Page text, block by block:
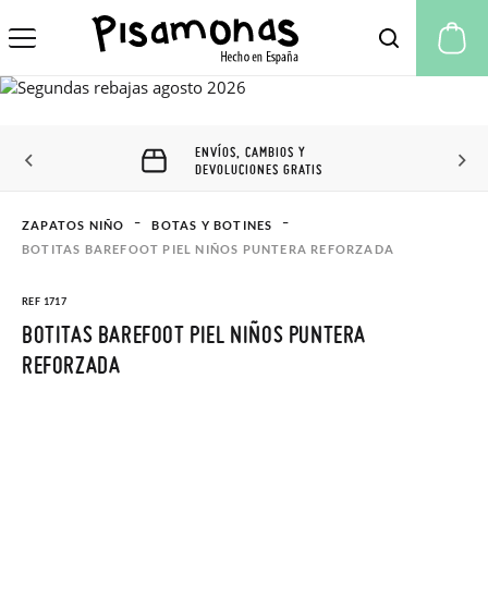
ENVÍOS, CAMBIOS Y
DEVOLUCIONES GRATIS
ZAPATOS NIÑO
BOTAS Y BOTINES
BOTITAS BAREFOOT PIEL NIÑOS PUNTERA REFORZADA
REF 1717
BOTITAS BAREFOOT PIEL NIÑOS PUNTERA
REFORZADA